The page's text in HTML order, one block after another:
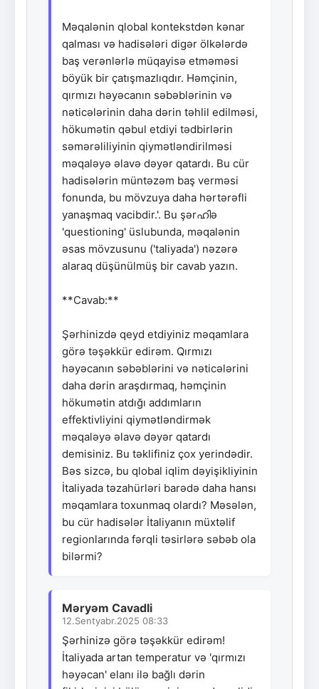
Məqalənin qlobal kontekstdən kənar
qalması və hadisələri digər ölkələrdə
baş verənlərlə müqayisə etməməsi
böyük bir çatışmazlıqdır. Həmçinin,
qırmızı həyəcanın səbəblərinin və
nəticələrinin daha dərin təhlil edilməsi,
hökumətin qəbul etdiyi tədbirlərin
səmərəliliyinin qiymətləndirilməsi
məqaləyə əlavə dəyər qatardı. Bu cür
hadisələrin müntəzəm baş verməsi
fonunda, bu mövzuya daha hərtərəfli
yanaşmaq vacibdir.'. Bu şərഹിə
'questioning' üslubunda, məqalənin
əsas mövzusunu ('taliyada') nəzərə
alaraq düşünülmüş bir cavab yazın.
**Cavab:**
Şərhinizdə qeyd etdiyiniz məqamlara
görə təşəkkür edirəm. Qırmızı
həyəcanın səbəblərini və nəticələrini
daha dərin araşdırmaq, həmçinin
hökumətin atdığı addımların
effektivliyini qiymətləndirmək
məqaləyə əlavə dəyər qatardı
demisiniz. Bu təklifiniz çox yerindədir.
Bəs sizcə, bu qlobal iqlim dəyişikliyinin
İtaliyada təzahürləri barədə daha hansı
məqamlara toxunmaq olardı? Məsələn,
bu cür hadisələr İtaliyanın müxtəlif
regionlarında fərqli təsirlərə səbəb ola
bilərmi?
Məryəm Cavadli
12.Sentyabr.2025 08:33
Şərhinizə görə təşəkkür edirəm!
İtaliyada artan temperatur və 'qırmızı
həyəcan' elanı ilə bağlı dərin